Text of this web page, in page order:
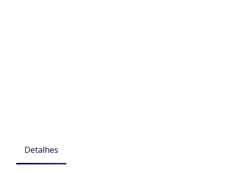
Detalhes